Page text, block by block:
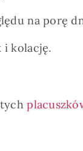
na porę
i kolację.